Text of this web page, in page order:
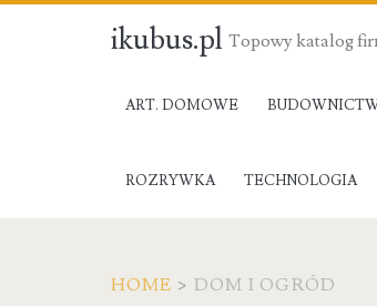
ikubus.pl Topowy katalog
ART. DOMOWE
ROZRYWKA TECHNOLOGIA
HOME > DOM I OGRÓD